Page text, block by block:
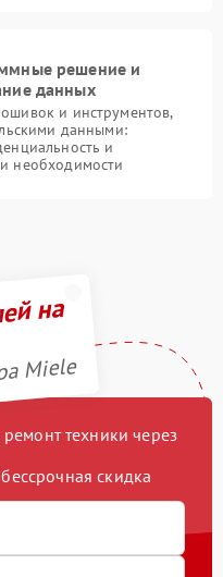
решение и
данных
и инструментов,
данными:
и
необходимости
на
Miele
техники через
скидка